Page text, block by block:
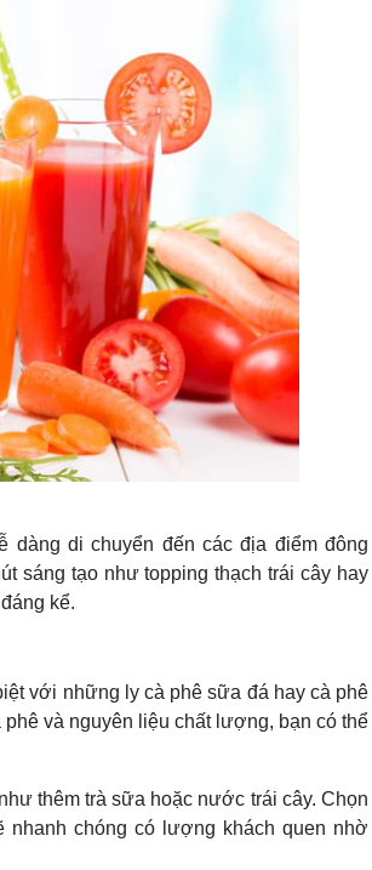
dàng di chuyển đến các địa điểm đông
sáng tạo như topping thạch trái cây hay
kể.
với những ly cà phê sữa đá hay cà phê
và nguyên liệu chất lượng, bạn có thể
thêm trà sữa hoặc nước trái cây. Chọn
chóng có lượng khách quen nhờ